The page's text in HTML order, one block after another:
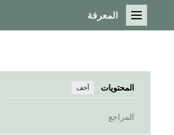
القائمة الرئيسية
المعرفة
المحتويات أخف
المراجع